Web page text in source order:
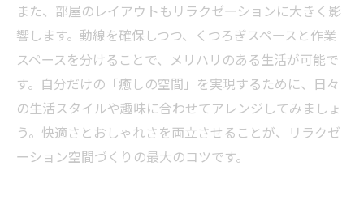
また、部屋のレイアウトもリラクゼーションに大きく影
響します。動線を確保しつつ、くつろぎスペースと作業
スペースを分けることで、メリハリのある生活が可能で
す。自分だけの「癒しの空間」を実現するために、日々
の生活スタイルや趣味に合わせてアレンジしてみましょ
う。快適さとおしゃれさを両立させることが、リラクゼ
ーション空間づくりの最大のコツです。